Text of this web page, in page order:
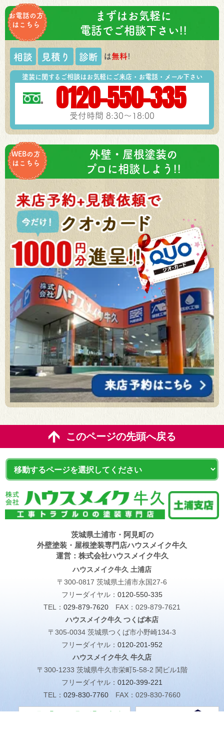
お電話の方
はこちら
まずはお気軽に
電話でご相談下さい!!
相談 見積り 診断 は無料!
塗装に関するご相談はお気軽にご来店・お電話・メール下さい
0120-550-335
受付時間 8:30～18:00
WEBの方
はこちら
外壁・屋根塗装の
プロに相談しよう!!
このページの先頭へ戻る
茨城県土浦市・阿見町の
外壁塗装・屋根塗装専門店ハウスメイク牛久
運営：株式会社ハウスメイク牛久
ハウスメイク牛久 土浦店
〒300-0817 茨城県土浦市永国27-6
フリーダイヤル： 0120-550-335
TEL： 029-879-7620 FAX：029-879-7621
ハウスメイク牛久 つくば本店
〒305-0034 茨城県つくば市小野崎134-3
フリーダイヤル： 0120-201-952
ハウスメイク牛久 牛久店
〒300-1233 茨城県牛久市栄町5-58-2 関ビル1階
フリーダイヤル： 0120-399-221
TEL： 029-830-7760 FAX：029-830-7660